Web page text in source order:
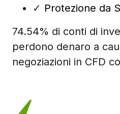
✓ Protezione da
74.54% di conti di
perdono denaro a
negoziazioni in CFD